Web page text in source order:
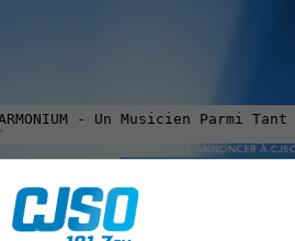
et la région, abonne-toi à